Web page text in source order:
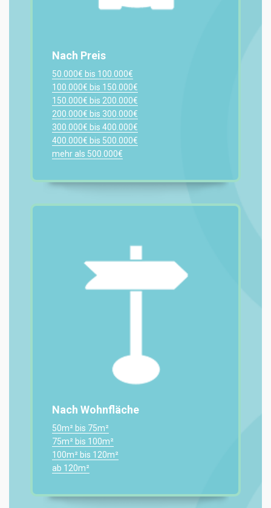
Nach Preis
50.000€ bis 100.000€
100.000€ bis 150.000€
150.000€ bis 200.000€
200.000€ bis 300.000€
300.000€ bis 400.000€
400.000€ bis 500.000€
mehr als 500.000€
Nach Wohnfläche
50m² bis 75m²
75m² bis 100m²
100m² bis 120m²
ab 120m²